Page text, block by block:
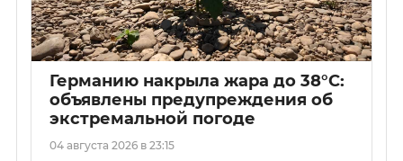
Германию накрыла жара до 38°C:
объявлены предупреждения об
экстремальной погоде
04 августа 2026 в 23:15